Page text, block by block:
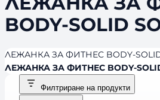
BODY-SOLID
ЛЕЖАНКА ЗА ФИТНЕС BODY-
ЛЕЖАНКА ЗА ФИТНЕС BODY-
Филтриране на продукти